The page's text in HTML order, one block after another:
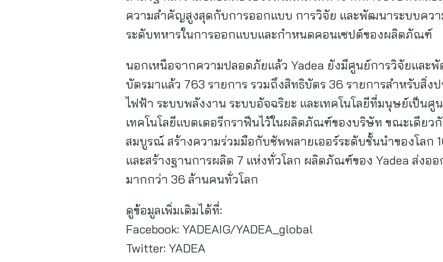
ความสำคัญสูงสุดกับการออกแบบ การวิจัย และพัฒนาระบบคว
ระดับทหารในการออกแบบและกำหนดคอนเซปต์ของผลิตภัณฑ์
นอกเหนือจากความปลอดภัยแล้ว Yadea ยังมีศูนย์การวิจัยและ
บัตรมาแล้ว 763 รายการ รวมถึงสิทธิบัตร 36 รายการสำหรับสิ่ง
ไฟฟ้า ระบบพลังงาน ระบบอัจฉริยะ และเทคโนโลยีที่มนุษย์เป็นศู
เทคโนโลยีแบตเตอรีกราฟีนไว้ในผลิตภัณฑ์ของบริษัท ขณะเดียว
สมบูรณ์ สร้างความร่วมมือกับซัพพลายเออร์ระดับชั้นนำของโลก
และสร้างฐานการผลิต 7 แห่งทั่วโลก ผลิตภัณฑ์ของ Yadea ส่งอ
มากกว่า 36 ล้านคนทั่วโลก
ดูข้อมูลเพิ่มเติมได้ที่:
Facebook: YADEAIG/YADEA_global
Twitter: YADEA